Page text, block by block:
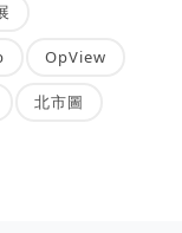
OpView
北市圖